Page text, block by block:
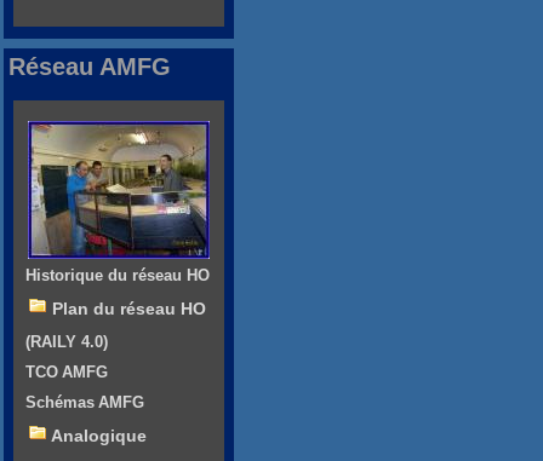
Réseau AMFG
Historique du réseau HO
Plan du réseau HO
(RAILY 4.0)
TCO AMFG
Schémas AMFG
Analogique